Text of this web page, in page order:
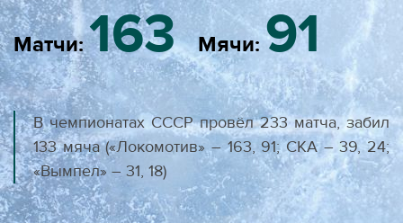
Матчи:163 Мячи:91
В чемпионатах СССР провёл 233 матча, забил
133 мяча («Локомотив» – 163, 91; СКА – 39, 24;
«Вымпел» – 31, 18)